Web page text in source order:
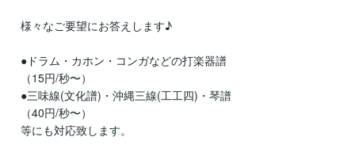
様々なご要望にお答えします♪
●ドラム・カホン・コンガなどの打楽器譜
（15円/秒〜）
●三味線(文化譜)・沖縄三線(工工四)・琴譜
（40円/秒〜）
等にも対応致します。